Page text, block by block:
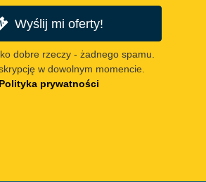
Wyślij mi oferty!
dobre rzeczy - żadnego spamu.
w dowolnym momencie.
Polityka prywatności